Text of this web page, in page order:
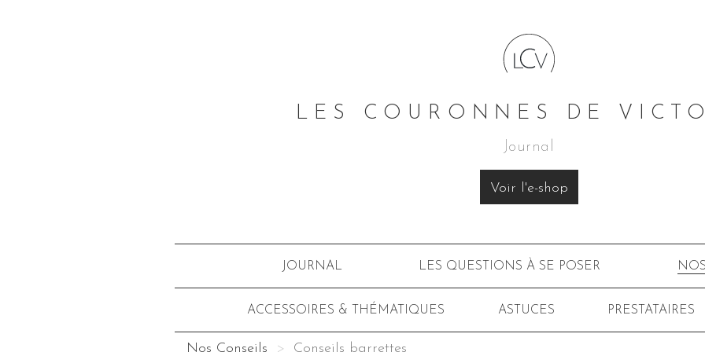
LES COURONNES DE
Journal
Voir l'e-shop
JOURNAL LES QUESTIONS À SE POSER
ACCESSOIRES & THÉMATIQUES ASTUCES PRESTATAIRES
Nos Conseils Conseils barrettes